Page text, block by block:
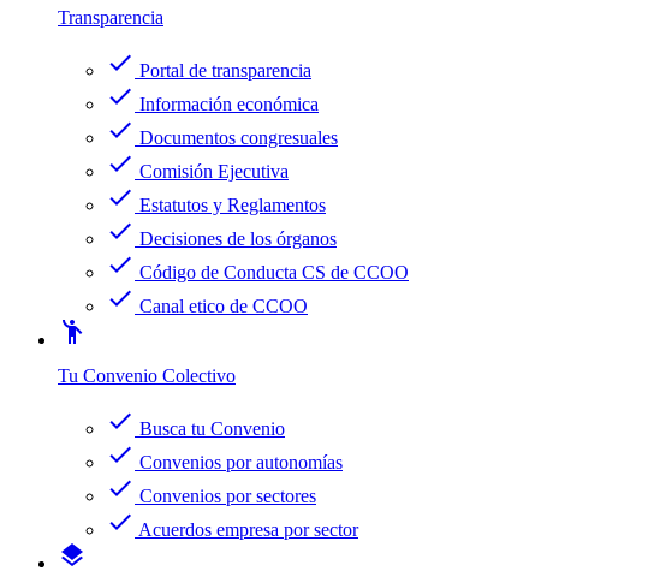
Transparencia
check Portal de transparencia
check Información económica
check Documentos congresuales
check Comisión Ejecutiva
check Estatutos y Reglamentos
check Decisiones de los órganos
check Código de Conducta CS de CCOO
check Canal etico de CCOO
emoji_people
Tu Convenio Colectivo
check Busca tu Convenio
check Convenios por autonomías
check Convenios por sectores
check Acuerdos empresa por sector
layers